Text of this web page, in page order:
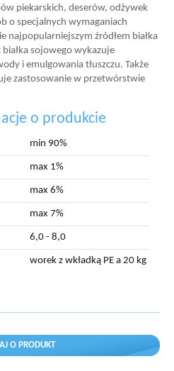
piekarskich, deserów, odżywek
o specjalnych wymaganiach
najpopularniejszym źródłem białka
sojowego wykazuje
i emulgowania tłuszczu. Także
zastosowanie w przetwórstwie
o produkcie
min 90%
max 1%
max 6%
max 7%
6,0 - 8,0
worek z wkładką PE a 20 kg
O PRODUKT